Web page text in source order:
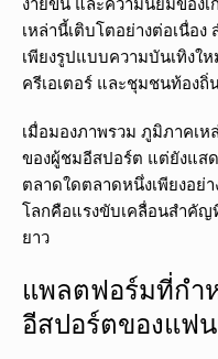
เหล่านี้เติบโตอย่างต่อเนื่อ
เพียงรูปแบบความบันเทิงใ
ครีเอเตอร์ และชุมชนท้อง
เมื่อมองภาพรวม ภูมิภาคเ
ของผู้ชมอีสปอร์ต แต่ยังแส
ตลาดใดตลาดหนึ่งเพียงอย่
โลกคือแรงขับเคลื่อนสำคั
ยาว
แพลตฟอร์มที่กำ
อีสปอร์ตของแฟ